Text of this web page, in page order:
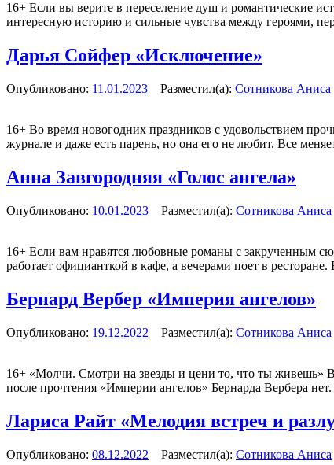
16+ Если вы верите в переселение душ и романтические
интересную историю и сильные чувства между героями,
Дарья Сойфер «Исключение»
Опубликовано: 11.01.2023 Разместил(а): Сотникова Аниса
16+ Во время новогодних праздников с удовольствием
журнале и даже есть парень, но она его не любит. Все
Анна Завгородняя «Голос ангела»
Опубликовано: 10.01.2023 Разместил(а): Сотникова Аниса
16+ Если вам нравятся любовные романы с закрученным
работает официанткой в кафе, а вечерами поет в
Бернард Вербер «Империя ангелов»
Опубликовано: 19.12.2022 Разместил(а): Сотникова Аниса
16+ «Молчи. Смотри на звезды и цени то, что ты живешь»
после прочтения «Империи ангелов» Бернарда Вербера
Лариса Райт «Мелодия встреч и
Опубликовано: 08.12.2022 Разместил(а): Сотникова Аниса